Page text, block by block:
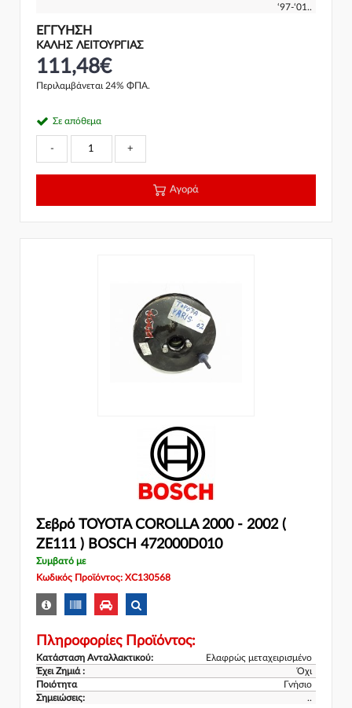
‘97-‘01..
ΕΓΓΎΗΣΗ
ΚΑΛΗΣ ΛΕΙΤΟΥΡΓΙΑΣ
111,48€
Περιλαμβάνεται 24% ΦΠΑ.
Σε απόθεμα
- +
Αγορά
Σεβρό TOYOTA COROLLA 2000 - 2002 (
ZE111 ) BOSCH 472000D010
Συμβατό με
Κωδικός Προϊόντος: XC130568
Πληροφορίες Προϊόντος:
Κατάσταση Ανταλλακτικού:
Ελαφρώς μεταχειρισμένο
Έχει Ζημιά :
Όχι
Ποιότητα
Γνήσιο
Σημειώσεις:
..